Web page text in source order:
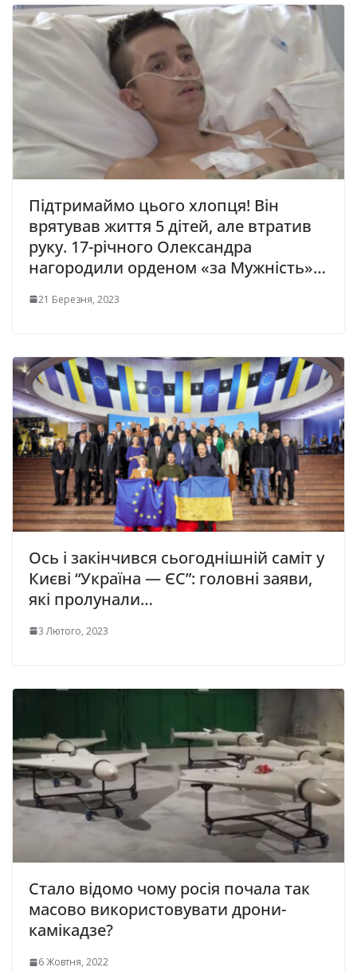
Підтримаймо цього хлопця! Він
врятував життя 5 дітей, але втратив
руку. 17-річного Олександра
нагородили орденом «за Мужність»…
21 Березня, 2023
Ось і закінчився сьогоднішній саміт у
Києві “Україна — ЄС”: головні заяви,
які пролунали…
3 Лютого, 2023
Стало відомо чому росія почала так
масово використовувати дрони-
камікадзе?
6 Жовтня, 2022